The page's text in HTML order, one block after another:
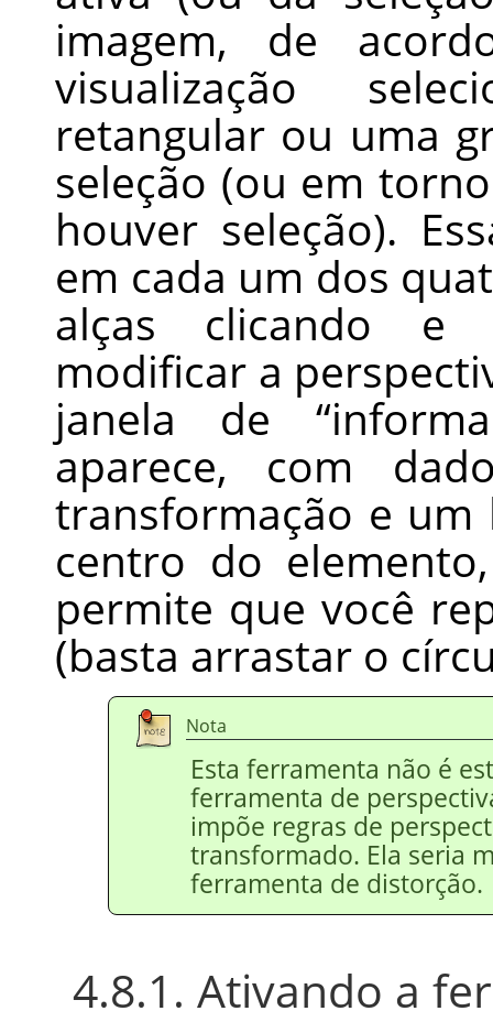
imagem, de
visualização
retangular ou uma
seleção (ou em
houver seleção).
em cada um dos
alças clicando e
modificar a
janela de “
aparece, com
transformação e
centro do
permite que você
(basta arrastar o
Nota
Esta ferramenta não é
ferramenta de
impõe regras de
transformado. Ela seria
ferramenta de distorção.
4.8.1. Ativando a